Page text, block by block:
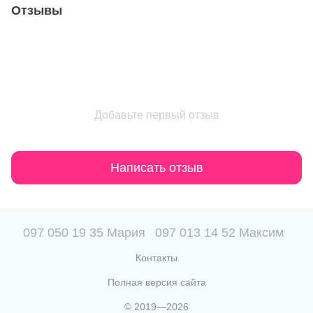
Отзывы
Добавьте первый отзыв
Написать отзыв
097 050 19 35 Мария 097 013 14 52 Максим
Контакты
Полная версия сайта
© 2019—2026